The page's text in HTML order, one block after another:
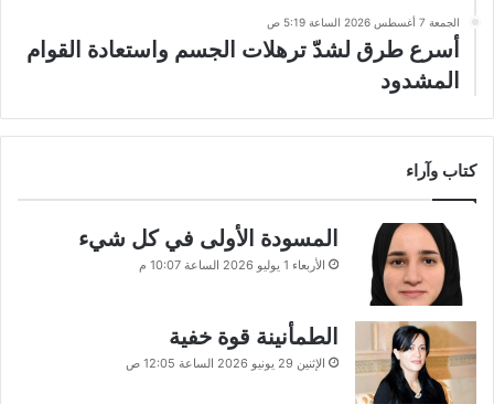
الجمعة 7 أغسطس 2026 الساعة 5:19 ص
أسرع طرق لشدّ ترهلات الجسم واستعادة القوام
المشدود
كتاب وآراء
المسودة الأولى في كل شيء
الأربعاء 1 يوليو 2026 الساعة 10:07 م
الطمأنينة قوة خفية
الإثنين 29 يونيو 2026 الساعة 12:05 ص